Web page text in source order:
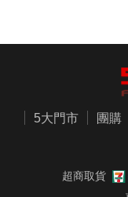
5大門市 團購
超商取貨